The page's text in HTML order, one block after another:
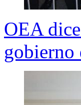
OEA
gobierno